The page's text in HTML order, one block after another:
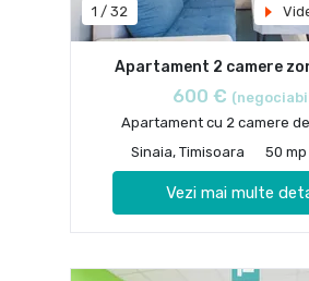
1 / 32
Apartament 2 camere
600 €
Apartament cu 2 camere
Sinaia, Timisoara
50 mp
Vezi mai multe